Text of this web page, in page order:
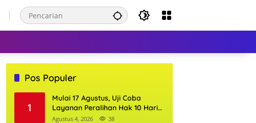
Pos Populer
1
Mulai 17 Agustus, Uji Coba
Layanan Peralihan Hak 10 Hari
di 15 Kantor Pertanahan
Agustus 4, 2026 38